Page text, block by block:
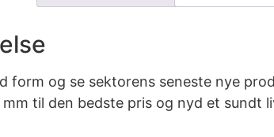
form og se sektorens seneste nye
mm til den bedste pris og nyd et sundt